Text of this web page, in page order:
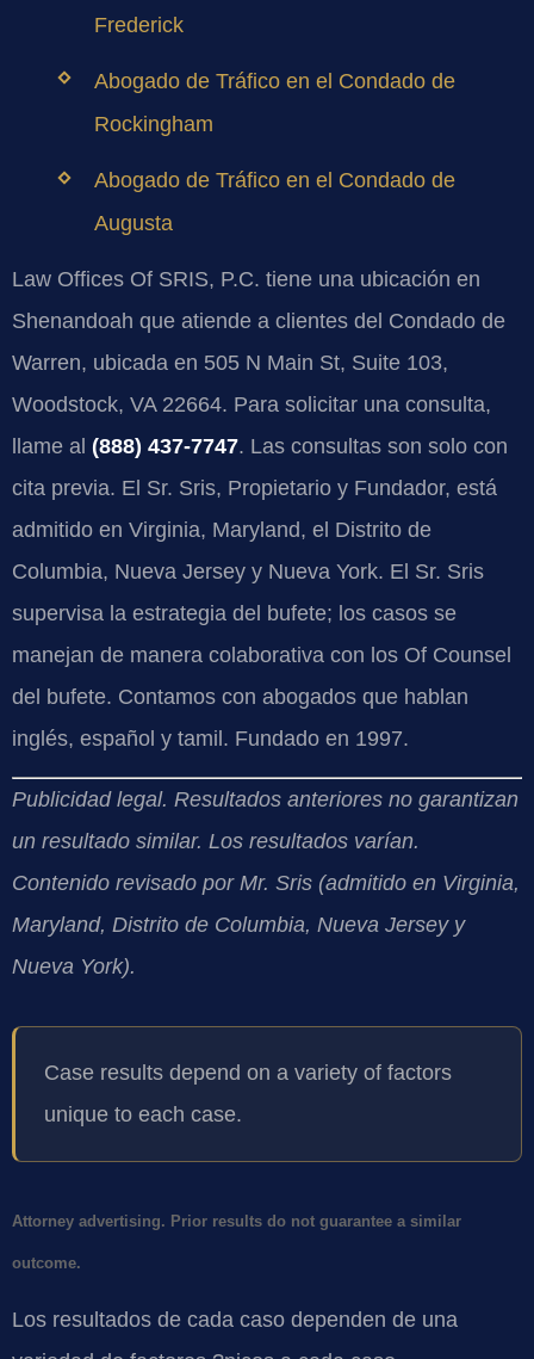
Frederick
Abogado de Tráfico en el Condado de
Rockingham
Abogado de Tráfico en el Condado de
Augusta
Law Offices Of SRIS, P.C. tiene una ubicación en
Shenandoah que atiende a clientes del Condado de
Warren, ubicada en 505 N Main St, Suite 103,
Woodstock, VA 22664. Para solicitar una consulta,
llame al (888) 437-7747. Las consultas son solo con
cita previa. El Sr. Sris, Propietario y Fundador, está
admitido en Virginia, Maryland, el Distrito de
Columbia, Nueva Jersey y Nueva York. El Sr. Sris
supervisa la estrategia del bufete; los casos se
manejan de manera colaborativa con los Of Counsel
del bufete. Contamos con abogados que hablan
inglés, español y tamil. Fundado en 1997.
Publicidad legal. Resultados anteriores no garantizan
un resultado similar. Los resultados varían.
Contenido revisado por Mr. Sris (admitido en Virginia,
Maryland, Distrito de Columbia, Nueva Jersey y
Nueva York).
Case results depend on a variety of factors
unique to each case.
Attorney advertising. Prior results do not guarantee a similar
outcome.
Los resultados de cada caso dependen de una